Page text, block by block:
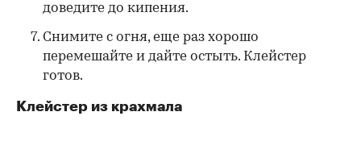
доведите до кипения.
Снимите с огня, еще раз хорошо
перемешайте и дайте остыть. Клейстер
готов.
Клейстер из крахмала